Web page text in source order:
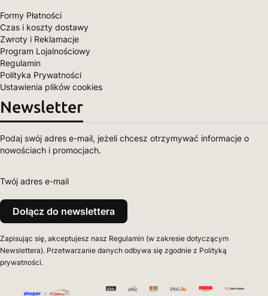
Formy Płatności
Czas i koszty dostawy
Zwroty i Reklamacje
Program Lojalnościowy
Regulamin
Polityka Prywatności
Ustawienia plików cookies
Newsletter
Podaj swój adres e-mail, jeżeli chcesz otrzymywać informacje o
nowościach i promocjach.
Twój adres e-mail
Dołącz do newslettera
Zapisując się, akceptujesz nasz Regulamin (w zakresie dotyczącym
Newslettera). Przetwarzanie danych odbywa się zgodnie z Polityką
prywatności.